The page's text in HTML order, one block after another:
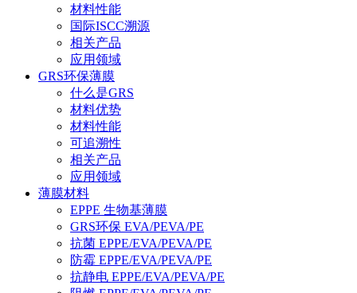
材料性能
国际ISCC溯源
相关产品
应用领域
GRS环保薄膜
什么是GRS
材料优势
材料性能
可追溯性
相关产品
应用领域
薄膜材料
EPPE 生物基薄膜
GRS环保 EVA/PEVA/PE
抗菌 EPPE/EVA/PEVA/PE
防霉 EPPE/EVA/PEVA/PE
抗静电 EPPE/EVA/PEVA/PE